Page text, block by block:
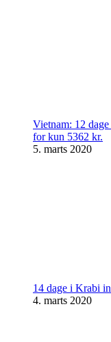
Vietnam: 12
for kun 5362 kr.
5. marts 2020
14 dage i Krabi
4. marts 2020